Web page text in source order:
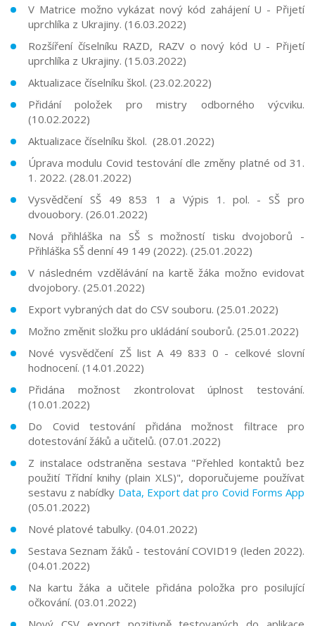
V Matrice možno vykázat nový kód zahájení U - Přijetí
uprchlíka z Ukrajiny. (16.03.2022)
Rozšíření číselníku RAZD, RAZV o nový kód U - Přijetí
uprchlíka z Ukrajiny. (15.03.2022)
Aktualizace číselníku škol. (23.02.2022)
Přidání položek pro mistry odborného výcviku.
(10.02.2022)
Aktualizace číselníku škol. (28.01.2022)
Úprava modulu Covid testování dle změny platné od 31.
1. 2022. (28.01.2022)
Vysvědčení SŠ 49 853 1 a Výpis 1. pol. - SŠ pro
dvouobory. (26.01.2022)
Nová přihláška na SŠ s možností tisku dvojoborů -
Přihláška SŠ denní 49 149 (2022). (25.01.2022)
V následném vzdělávání na kartě žáka možno evidovat
dvojobory. (25.01.2022)
Export vybraných dat do CSV souboru. (25.01.2022)
Možno změnit složku pro ukládání souborů. (25.01.2022)
Nové vysvědčení ZŠ list A 49 833 0 - celkové slovní
hodnocení. (14.01.2022)
Přidána možnost zkontrolovat úplnost testování.
(10.01.2022)
Do Covid testování přidána možnost filtrace pro
dotestování žáků a učitelů. (07.01.2022)
Z instalace odstraněna sestava "Přehled kontaktů bez
použití Třídní knihy (plain XLS)", doporučujeme používat
sestavu z nabídky Data, Export dat pro Covid Forms App
(05.01.2022)
Nové platové tabulky. (04.01.2022)
Sestava Seznam žáků - testování COVID19 (leden 2022).
(04.01.2022)
Na kartu žáka a učitele přidána položka pro posilující
očkování. (03.01.2022)